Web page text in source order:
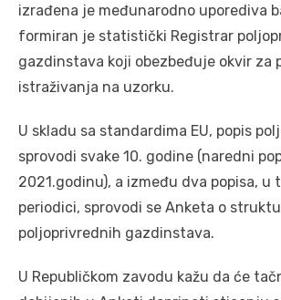
izrađena je međunarodno uporediva
formiran je statistički Registrar
gazdinstava koji obezbeđuje okvir za
istraživanja na uzorku.
U skladu sa standardima EU, popis
sprovodi svake 10. godine (naredni
2021.godinu), a između dva popisa, u
periodici, sprovodi se Anketa o
poljoprivrednih gazdinstava.
U Republičkom zavodu kažu da će